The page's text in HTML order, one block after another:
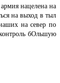
нацелена на
на выход в тыл
на север по
бОльшую